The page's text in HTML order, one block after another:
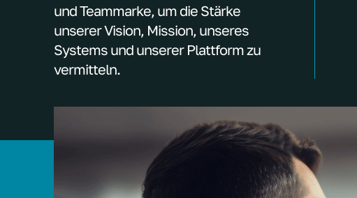
und Teammarke, um die Stärke
unserer Vision, Mission, unseres
Systems und unserer Plattform zu
vermitteln.